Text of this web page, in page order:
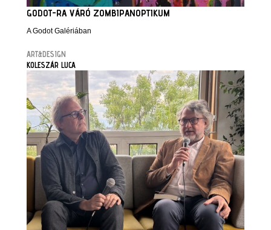
GODOT-RA VÁRÓ ZOMBIPANOPTIKUM
A Godot Galériában
ART&DESIGN
KOLESZÁR LUCA